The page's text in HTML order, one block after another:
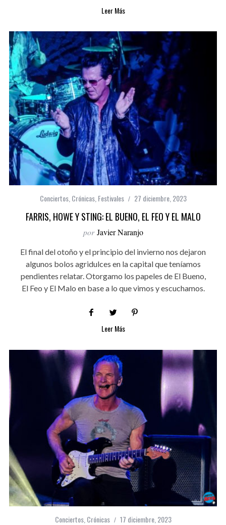
Leer Más
Conciertos,Crónicas,Festivales 27 diciembre, 2023
FARRIS, HOWE Y STING: EL BUENO, EL FEO Y EL MALO
por Javier Naranjo
El final del otoño y el principio del invierno nos dejaron
algunos bolos agridulces en la capital que teníamos
pendientes relatar. Otorgamo los papeles de El Bueno,
El Feo y El Malo en base a lo que vimos y escuchamos.
Leer Más
Conciertos, Crónicas 17 diciembre, 2023